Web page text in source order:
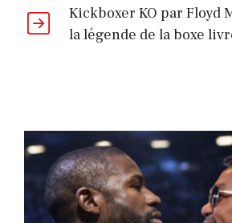
Kickboxer KO par Floyd
la légende de la boxe